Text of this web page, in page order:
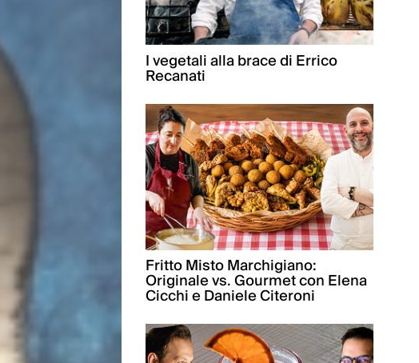
I vegetali alla brace di Errico
Recanati
Fritto Misto Marchigiano:
Originale vs. Gourmet con Elena
Cicchi e Daniele Citeroni